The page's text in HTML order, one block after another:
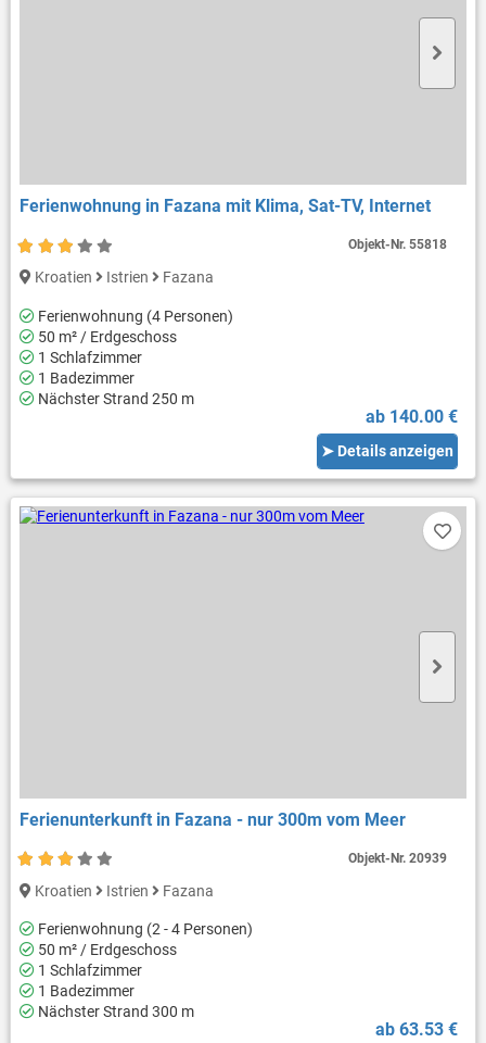
Ferienwohnung in Fazana mit Klima, Sat-TV, Internet
Kroatien Istrien Fazana
Ferienwohnung (4 Personen)
50 m² / Erdgeschoss
1 Schlafzimmer
1 Badezimmer
Nächster Strand 250 m
ab 140.00 €
➤ Details anzeigen
Objekt-Nr.55818
Ferienunterkunft in Fazana - nur 300m vom Meer
Kroatien Istrien Fazana
Ferienwohnung (2 - 4 Personen)
50 m² / Erdgeschoss
1 Schlafzimmer
1 Badezimmer
Nächster Strand 300 m
ab 63.53 €
Objekt-Nr.20939